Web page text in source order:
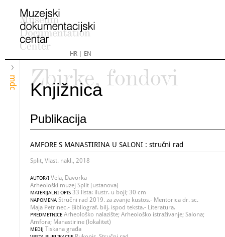
HR| EN
mdc
Zbirke, fondovi
Knjižnica
Publikacija
AMFORE S MANASTIRINA U SALONI : stručni rad
Split, Vlast. nakl., 2018
AUTOR/I Vela, Davorka
Arheološki muzej Split [ustanova]
MATERIJALNI OPIS 33 lista: ilustr. u boji; 30 cm
NAPOMENA Stručni rad 2019. za zvanje kustos.- Mentorica dr. sc.
Maja Petrinec.- Bibliograf. bilj. ispod teksta.- Literatura.
PREDMETNICE Arheološko nalazište; Arheološko istraživanje; Salona;
Amfora; Manastirine (lokalitet)
MEDIJ Tiskana građa